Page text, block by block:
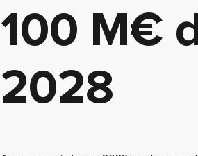
100 M€
2028